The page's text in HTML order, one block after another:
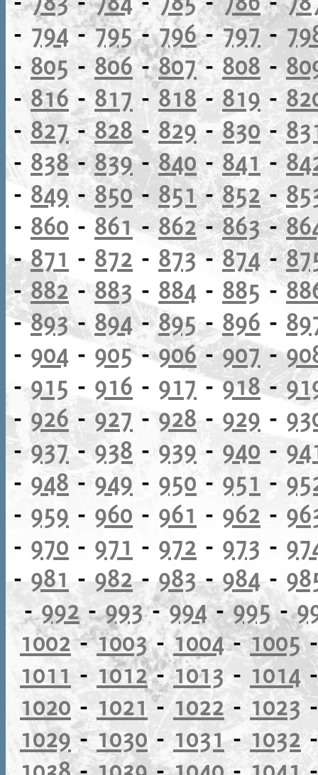
- 794-795-796-797-
- 805 - 806-807- 808 -
- 816 -817 -818 - 819 -
- 827-828-829 - 830 -
- 838-839-840- 841-
- 849 -850- 851-852-
- 860 - 861-862-863-
-871 - 872 - 873-874-
-882-883 - 884 - 885 -
-893- 894-895- 896 -
- 904 - 905-906-907-
-915 - 916 - 917 -918-
- 926 -927 - 928 - 929 -
- 937-938 - 939 - 940 -
- 948 - 949 - 950 - 951 -
- 959 - 960 - 961 - 962 -
- 970 - 971 - 972 - 973 -
-981 -982-983-984-
-992-993-994-995-
1002-1003-1004-1005
1011 - 1012-1013 - 1014
1020 - 1021- 1022-1023
1029-1030 - 1031-1032